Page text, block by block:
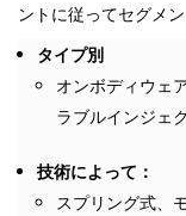
ントに従ってセグメ
タイプ別
オンボディウェ
ラブルインジェ
技術によって：
スプリング式、